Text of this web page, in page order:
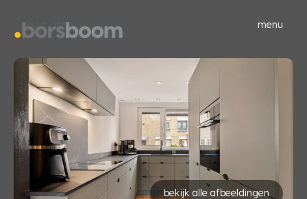
menu
bekijk alle afbeeldingen